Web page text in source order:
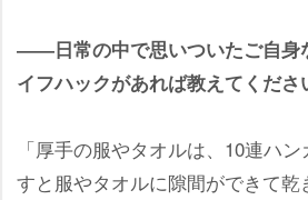
――日常の中で思いついたご自身
イフハックがあれば教えてくださ
「厚手の服やタオルは、10連ハ
すと服やタオルに隙間ができて